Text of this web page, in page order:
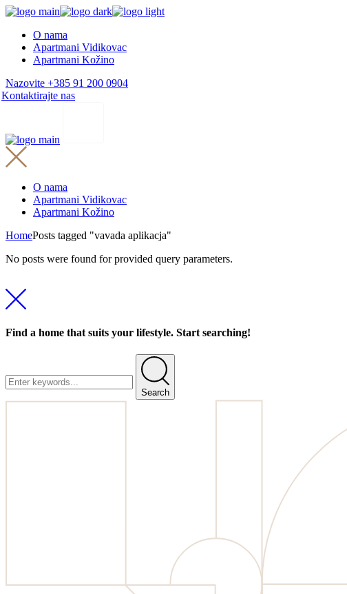
Skip
content
O nama
Apartmani Vidikovac
Apartmani Kožino
Nazovite +385 91 200 0904
Kontaktirajte nas
O nama
Apartmani Vidikovac
Apartmani Kožino
HomePosts tagged "vavada aplikacja"
No posts were found for provided query parameters.
Find a home that suits your lifestyle. Start searching!
Search